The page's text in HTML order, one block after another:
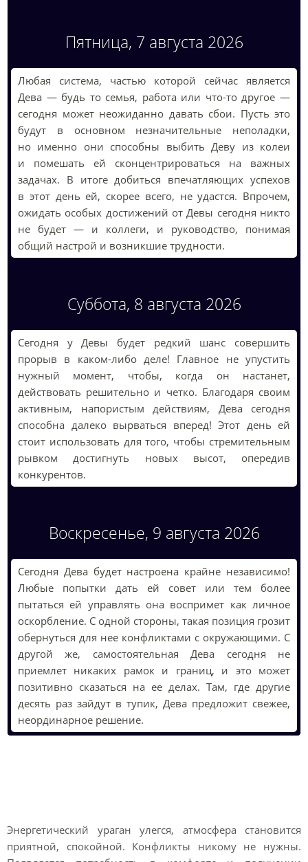
Пятница, 7 августа 2026
Любая система, частью которой сейчас является
Дева — будь то семья, работа или что-то другое —
сегодня может неожиданно давать сбои. Пусть это
будут в основном незначительные неполадки,
но именно они способны выбить Деву из колеи
и помешать ей сконцентрироваться на важных
задачах. В итоге добиться впечатляющих успехов
в этот день ей, скорее всего, не удастся. Впрочем,
ожидать особых достижений от Девы сегодня никто
не будет — и коллеги, и руководство, понимая
общий настрой и возникшие трудности.
Суббота, 8 августа 2026
Сегодня у Девы будет редкий шанс совершить
прорыв в каком-либо деле! Главное не упустить
нужный момент, чтобы, когда он настанет,
действовать решительно и четко. Благодаря своим
активным, напористым действиям, Дева сегодня
способна далеко вырваться вперед! Этот день ей
стоит использовать для того, чтобы стремительным
рывком достигнуть новых высот, опередив
конкурентов.
Воскресенье, 9 августа 2026
Сегодня Дева будет настроена крайне независимо!
Любые попытки дать ей совет или тем более
пытаться ей управлять она воспримет как личное
оскорбление. С одной стороны, такая позиция грозит
обернуться для нее конфликтами с окружающими. С
другой же, самостоятельная Дева сегодня не
приемлет никаких рамок и границ, и это может
позитивно сказаться на ее делах. Там, где другие
десять раз зайдут в тупик, Дева предложит свежее,
неординарное решение.
Энергетический ураган улегся, атмосфера становится
приятной, спокойной. Конфликты никому не нужны.